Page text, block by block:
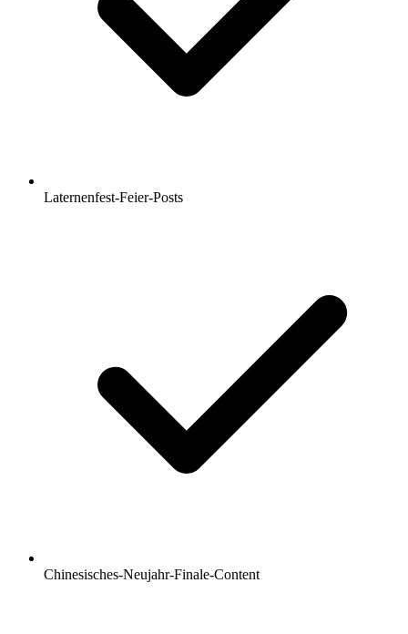
Laternenfest-Feier-Posts
Chinesisches-Neujahr-Finale-Content